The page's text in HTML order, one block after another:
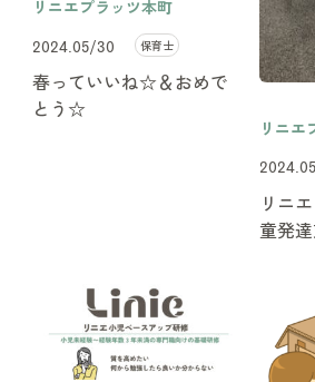
リニエプラッツ本町
2024.05/30 保育士
春っていいね☆＆おめで
とう☆
リニエ
リニ
童発